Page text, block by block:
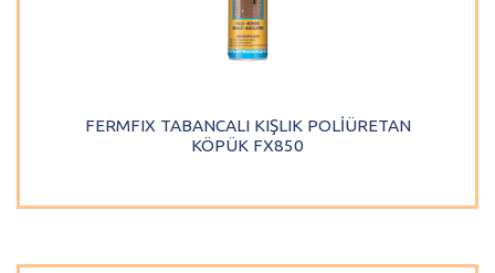
FERMFIX TABANCALI KIŞLIK POLİÜRETAN
KÖPÜK FX850